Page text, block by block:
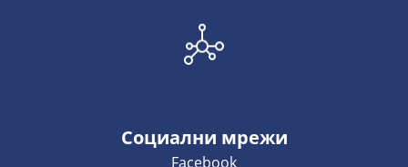
Социални мрежи
Facebook